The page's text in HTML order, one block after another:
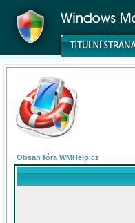
Obsah fóra WMHelp.cz